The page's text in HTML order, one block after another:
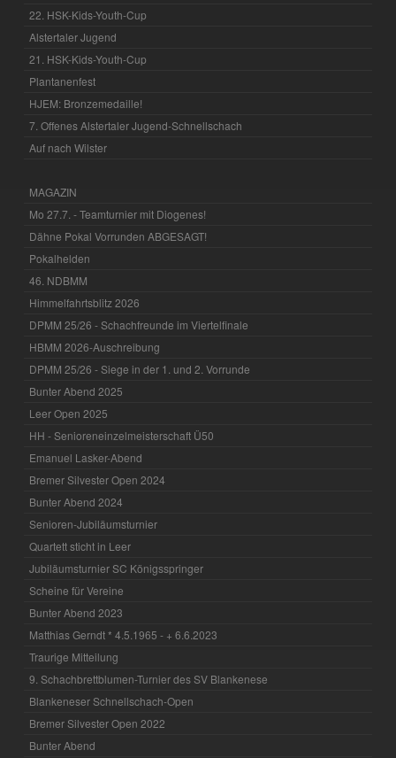
22. HSK-Kids-Youth-Cup
Alstertaler Jugend
21. HSK-Kids-Youth-Cup
Plantanenfest
HJEM: Bronzemedaille!
7. Offenes Alstertaler Jugend-Schnellschach
Auf nach Wilster
MAGAZIN
Mo 27.7. - Teamturnier mit Diogenes!
Dähne Pokal Vorrunden ABGESAGT!
Pokalhelden
46. NDBMM
Himmelfahrtsblitz 2026
DPMM 25/26 - Schachfreunde im Viertelfinale
HBMM 2026-Auschreibung
DPMM 25/26 - Siege in der 1. und 2. Vorrunde
Bunter Abend 2025
Leer Open 2025
HH - Senioreneinzelmeisterschaft Ü50
Emanuel Lasker-Abend
Bremer Silvester Open 2024
Bunter Abend 2024
Senioren-Jubiläumsturnier
Quartett sticht in Leer
Jubiläumsturnier SC Königsspringer
Scheine für Vereine
Bunter Abend 2023
Matthias Gerndt * 4.5.1965 - + 6.6.2023
Traurige Mitteilung
9. Schachbrettblumen-Turnier des SV Blankenese
Blankeneser Schnellschach-Open
Bremer Silvester Open 2022
Bunter Abend